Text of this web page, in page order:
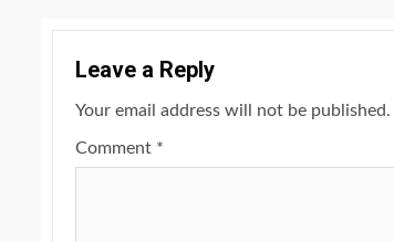
Leave a Reply
Your email address will not be published.
Comment *